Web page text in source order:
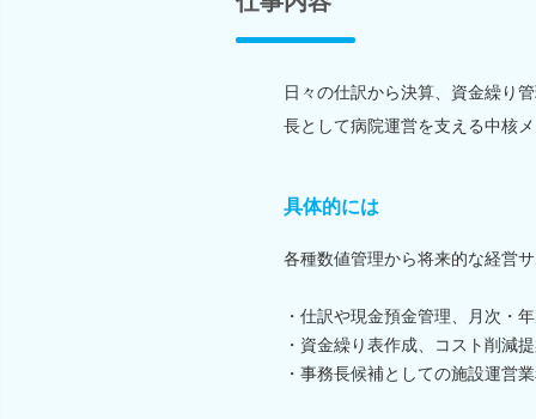
日々の仕訳から決算、資金繰り
長として病院運営を支える中核
具体的には
各種数値管理から将来的な経営
・仕訳や現金預金管理、月次・
・資金繰り表作成、コスト削減
・事務長候補としての施設運営